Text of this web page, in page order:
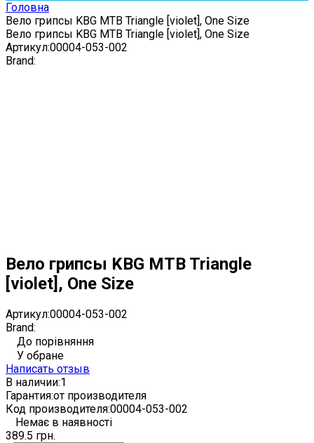
Головна
Вело грипсы KBG MTB Triangle [violet], One Size
Вело грипсы KBG MTB Triangle [violet], One Size
Артикул:00004-053-002
Brand:
Вело грипсы KBG MTB Triangle
[violet], One Size
Артикул:00004-053-002
Brand:
До порівняння
У обране
Написать отзыв
В наличии:1
Гарантия:от производителя
Код производителя:00004-053-002
Немає в наявності
389.5 грн.